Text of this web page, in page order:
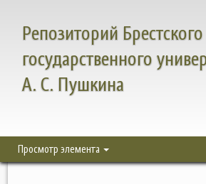
Репозиторий Брестского
государственного
А. С. Пушкина
Просмотр элемента